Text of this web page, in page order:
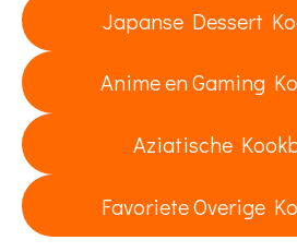
Japanse Dessert
Anime en Gaming
Aziatische
Favoriete Overige